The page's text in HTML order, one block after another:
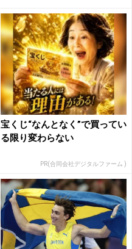
宝くじ“なんとなく”で買ってい
る限り変わらない
PR(合同会社デジタルファーム )